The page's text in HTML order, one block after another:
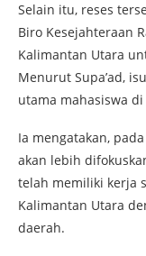
Selain itu, reses
Biro Kesejahteraan
Kalimantan Utara
Menurut Supa’ad,
utama mahasiswa
Ia mengatakan,
akan lebih
telah memiliki kerja
Kalimantan Utara
daerah.